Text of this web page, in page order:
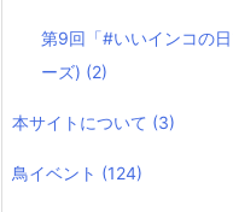
第9回「#いいインコの
ーズ) (2)
本サイトについて (3)
鳥イベント (124)